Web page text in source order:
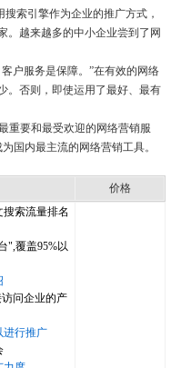
索引擎作为企业的推广方式，
。越来越多的中小企业尝到了网
户服务是保障。”在有效的网络
。否则，即使运用了最好、最有
重要和最受欢迎的网络营销服
国内最主流的网络营销工具。
价格
索流量排名
",覆盖95%以
问企业的产
行推广